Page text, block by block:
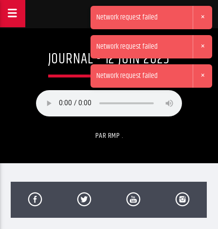
JOURNAL - 12 JUIN 2025
PAR RMP .
Network request failed ×
Network request failed ×
Network request failed ×